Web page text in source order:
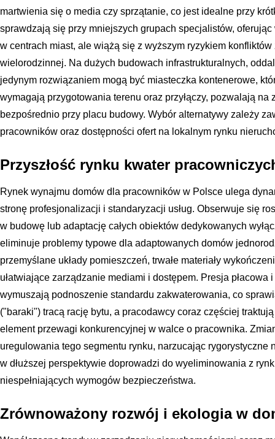
martwienia się o media czy sprzątanie, co jest idealne przy
sprawdzają się przy mniejszych grupach specjalistów,
w centrach miast, ale wiążą się z wyższym ryzykiem
wielorodzinnej. Na dużych budowach infrastrukturalnych,
jedynym rozwiązaniem mogą być miasteczka kontenerowe,
wymagają przygotowania terenu oraz przyłączy, pozwalają na
bezpośrednio przy placu budowy. Wybór alternatywy zależy
pracowników oraz dostępności ofert na lokalnym rynku
Przyszłość rynku kwater
Rynek wynajmu domów dla pracowników w Polsce ulega
stronę profesjonalizacji i standaryzacji usług. Obserwuje się
w budowę lub adaptację całych obiektów dedykowanych
eliminuje problemy typowe dla adaptowanych domów
przemyślane układy pomieszczeń, trwałe materiały
ułatwiające zarządzanie mediami i dostępem. Presja
wymuszają podnoszenie standardu zakwaterowania, co
("baraki") tracą rację bytu, a pracodawcy coraz częściej
element przewagi konkurencyjnej w walce o pracownika.
uregulowania tego segmentu rynku, narzucając rygorystyczne
w dłuższej perspektywie doprowadzi do wyeliminowania z
niespełniających wymogów bezpieczeństwa.
Zrównoważony rozwój i ekologia w